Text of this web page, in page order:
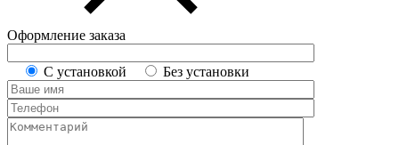
Оформление заказа
С установкой Без установки